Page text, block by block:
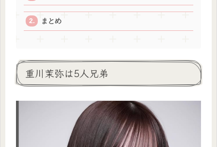
まとめ
重川茉弥は5人兄弟